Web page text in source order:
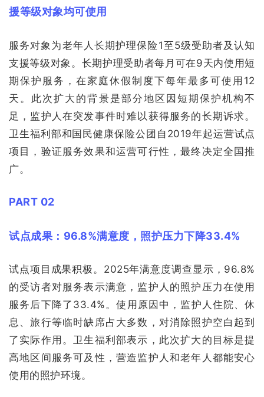
援等级对象均可使用
服务对象为老年人长期护理保险1至5级受助者及认知
支援等级对象。长期护理受助者每月可在9天内使用短
期保护服务，在家庭休假制度下每年最多可使用12
天。此次扩大的背景是部分地区因短期保护机构不
足，监护人在突发事件时难以获得服务的长期诉求。
卫生福利部和国民健康保险公团自2019年起运营试点
项目，验证服务效果和运营可行性，最终决定全国推
广。
PART 02
试点成果：96.8%满意度，照护压力下降33.4%
试点项目成果积极。2025年满意度调查显示，96.8%
的受访者对服务表示满意，监护人的照护压力在使用
服务后下降了33.4%。使用原因中，监护人住院、休
息、旅行等临时缺席占大多数，对消除照护空白起到
了实际作用。卫生福利部表示，此次扩大的目标是提
高地区间服务可及性，营造监护人和老年人都能安心
使用的照护环境。